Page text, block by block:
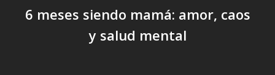
6 meses siendo mamá: amor, caos
y salud mental